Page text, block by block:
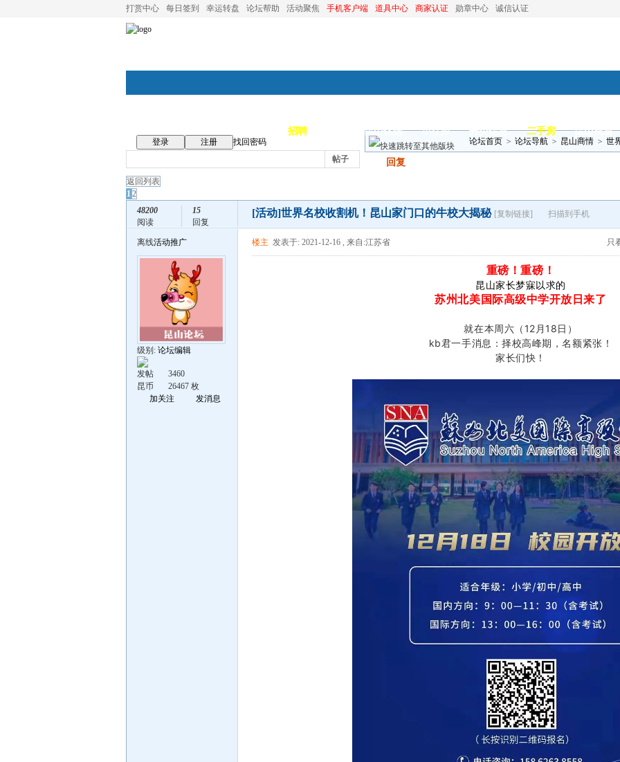
打赏中心 每日签到 幸运转盘 论坛帮助 活动聚焦 手机客户端 道具中心 商家认证 勋章中心 诚信认证
招聘 昆山优选 小红娘 分类信息 二手房 昆山视窗
登录 注册
找回密码
帖子
论坛首页 > 论坛导航 > 昆山商情 > 世
回复
返回列表
12
48200
阅读
15
回复
[活动]世界名校收割机！昆山家门口的牛校大揭秘 [复制链接] 扫描到手机
离线活动推广
级别: 论坛编辑
发帖
3460
昆币
26467 枚
加关注
发消息
只
楼主 发表于: 2021-12-16 , 来自:江苏省
重磅！重磅！
昆山家长梦寐以求的
苏州北美国际高级中学开放日来了
就在本周六（12月18日 ）
kb君一手消息：择校高峰期，名额紧张！
家长们快！